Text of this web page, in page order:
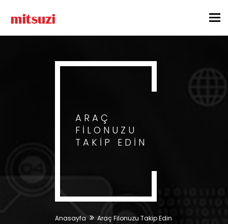
ARAÇ
FILONUZU
TAKIP EDIN
Anasayfa Araç Filonuzu Takip Edin